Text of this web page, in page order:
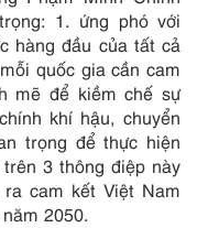
1. ứng phó với
hàng đầu của tất cả
quốc gia cần cam
mẽ để kiềm chế sự
khí hậu, chuyển
trọng để thực hiện
3 thông điệp này
cam kết Việt Nam
2050.